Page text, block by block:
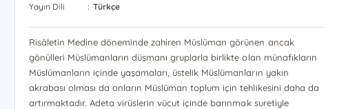
Yayın Dili
: Türkçe
Risâletin Medine döneminde zahiren Müslüman görünen ancak
gönülleri Müslümanların düşmanı gruplarla birlikte olan münafıkların
Müslümanların içinde yaşamaları, üstelik Müslümanların yakın
akrabası olması da onların Müslüman toplum için tehlikesini daha da
artırmaktadır. Adeta virüslerin vücut içinde barınmak suretiyle